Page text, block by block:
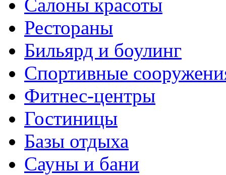
Салоны красоты
Рестораны
Бильярд и боулинг
Спортивные
Фитнес-центры
Гостиницы
Базы отдыха
Сауны и бани